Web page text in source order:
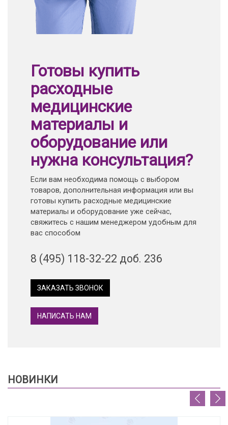
Готовы купить
расходные
медицинские
материалы и
оборудование или
нужна консультация?
Если вам необходима помощь с выбором
товаров, дополнительная информация или вы
готовы купить расходные медицинские
материалы и оборудование уже сейчас,
свяжитесь с нашим менеджером удобным для
вас способом
8 (495) 118-32-22 доб. 236
ЗАКАЗАТЬ ЗВОНОК
НАПИСАТЬ НАМ
НОВИНКИ